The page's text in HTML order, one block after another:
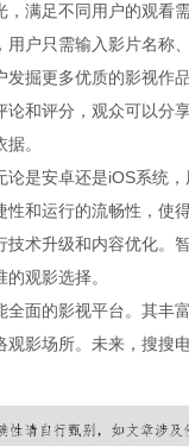
，满足不同用户的观看
户只需输入影片名
发掘更多优质的影视作
和评分，观众可以
。
是安卓还是iOS系统
和运行的流畅性，使
术升级和内容优化
观影选择。
面的影视平台。其
影场所。未来，搜